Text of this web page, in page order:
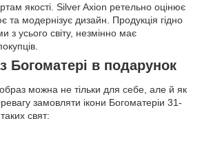
якості. Silver Axion ретельно оцінює
та модернізує дизайн. Продукція гідно
з усього світу, незмінно має
Богоматері в подарунок
можна не тільки для себе, але й як
замовляти ікони Богоматеріи 31-
свят: